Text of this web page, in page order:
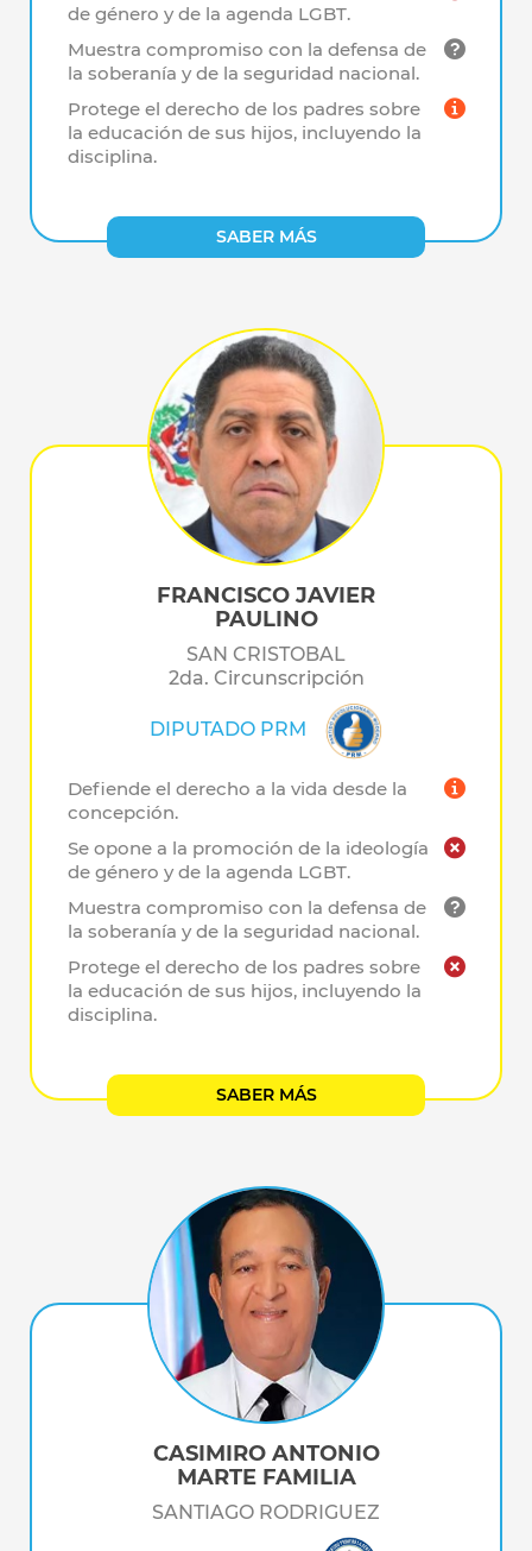
de género y de la agenda LGBT.
Muestra compromiso con la defensa de
la soberanía y de la seguridad nacional.
Protege el derecho de los padres sobre
la educación de sus hijos, incluyendo la
disciplina.
SABER MÁS
FRANCISCO JAVIER
PAULINO
SAN CRISTOBAL
2da. Circunscripción
DIPUTADO PRM
Defiende el derecho a la vida desde la
concepción.
Se opone a la promoción de la ideología
de género y de la agenda LGBT.
Muestra compromiso con la defensa de
la soberanía y de la seguridad nacional.
Protege el derecho de los padres sobre
la educación de sus hijos, incluyendo la
disciplina.
SABER MÁS
CASIMIRO ANTONIO
MARTE FAMILIA
SANTIAGO RODRIGUEZ